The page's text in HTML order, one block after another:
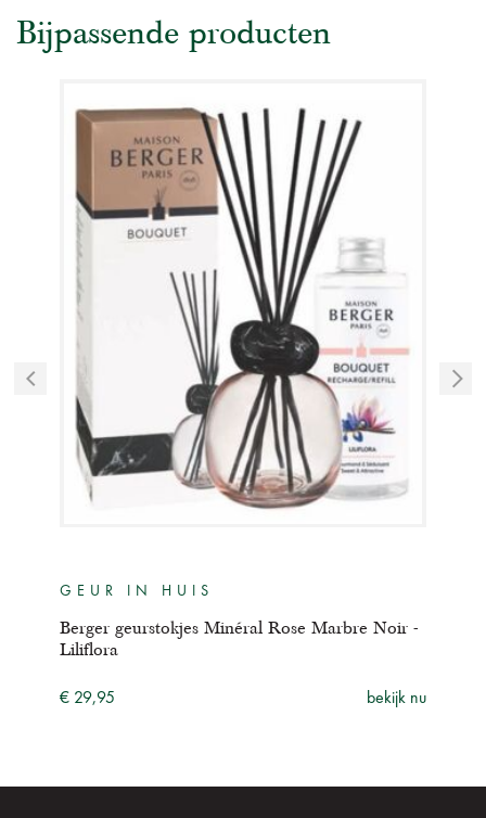
Bijpassende producten
GEUR IN HUIS
Berger geurstokjes Minéral Rose Marbre Noir -
Liliflora
€ 29,95 bekijk nu